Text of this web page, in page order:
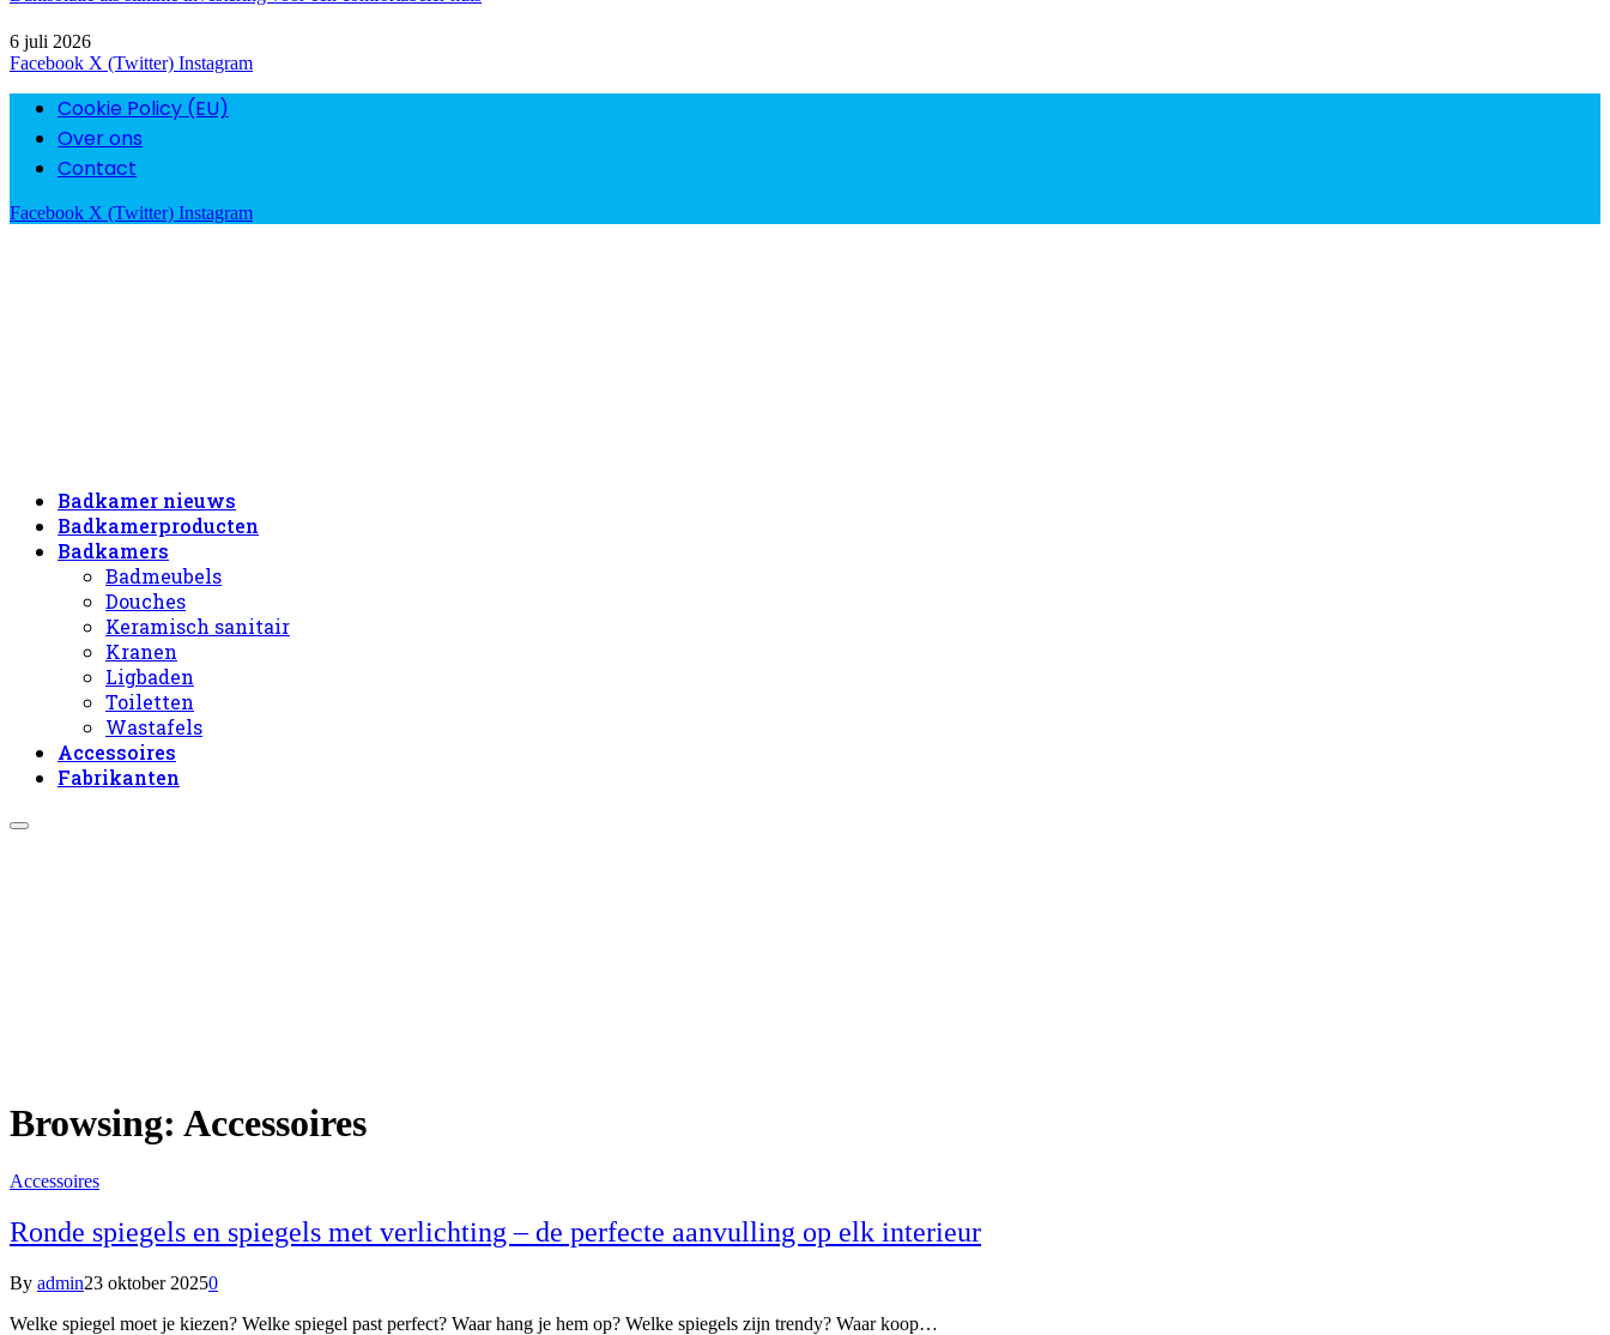
6 juli 2026
Facebook X (Twitter) Instagram
Cookie Policy (EU)
Over ons
Contact
Facebook X (Twitter) Instagram
Badkamer nieuws
Badkamerproducten
Badkamers
Badmeubels
Douches
Keramisch sanitair
Kranen
Ligbaden
Toiletten
Wastafels
Accessoires
Fabrikanten
Browsing: Accessoires
Accessoires
Ronde spiegels en spiegels met verlichting – de perfecte aanvulling op elk interieur
By admin23 oktober 20250
Welke spiegel moet je kiezen? Welke spiegel past perfect? Waar hang je hem op? Welke spiegels zijn trendy? Waar koop…